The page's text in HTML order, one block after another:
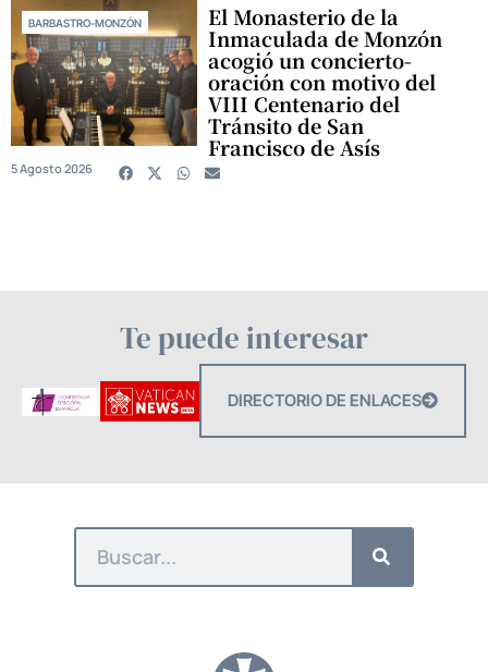
BARBASTRO-MONZÓN El Monasterio de la
Inmaculada de Monzón
acogió un concierto-
oración con motivo del
VIII Centenario del
Tránsito de San
Francisco de Asís
5 Agosto 2026
Te puede interesar
DIRECTORIO DE ENLACES